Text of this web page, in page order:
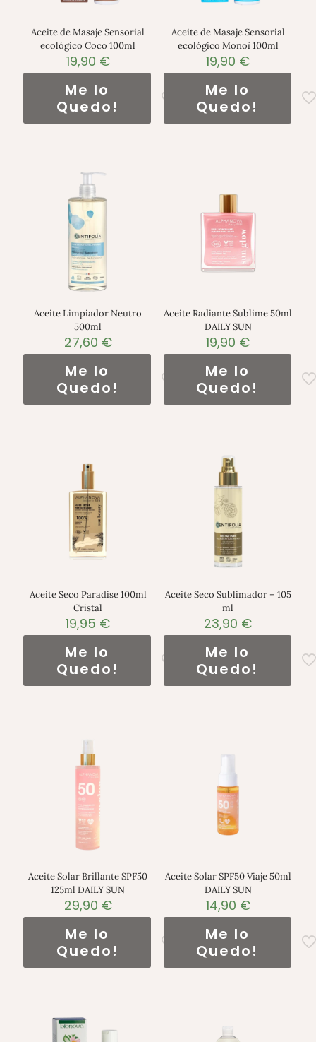
Aceite de Masaje Sensorial
ecológico Coco 100ml
19,90 €
Me lo
Quedo!
Aceite de Masaje Sensorial
ecológico Monoï 100ml
19,90 €
Me lo
Quedo!
Aceite Limpiador Neutro
500ml
27,60 €
Me lo
Quedo!
Aceite Radiante Sublime 50ml
DAILY SUN
19,90 €
Me lo
Quedo!
Aceite Seco Paradise 100ml
Cristal
19,95 €
Me lo
Quedo!
Aceite Seco Sublimador – 105
ml
23,90 €
Me lo
Quedo!
Aceite Solar Brillante SPF50
125ml DAILY SUN
29,90 €
Me lo
Quedo!
Aceite Solar SPF50 Viaje 50ml
DAILY SUN
14,90 €
Me lo
Quedo!